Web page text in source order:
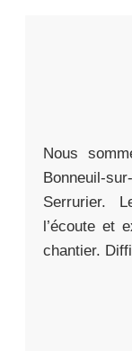
Nous
Bonneuil-
Serrurier.
l’écoute et
chantier.